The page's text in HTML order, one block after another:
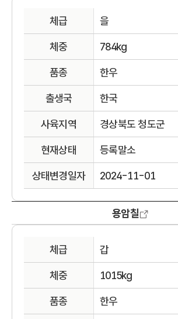
체급 을
체중 784kg
품종 한우
출생국 한국
사육지역 경상북도 청도군
현재상태 등록말소
상태변경일자 2024-11-01
용암칠
체급 갑
체중 1015kg
품종 한우